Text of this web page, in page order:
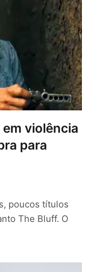
violência
para
poucos títulos
The Bluff. O